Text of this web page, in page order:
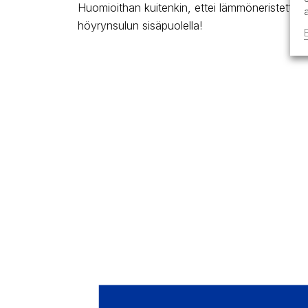
Huomioithan kuitenkin, ettei lämmöneristettä
höyrynsulun sisäpuolella!